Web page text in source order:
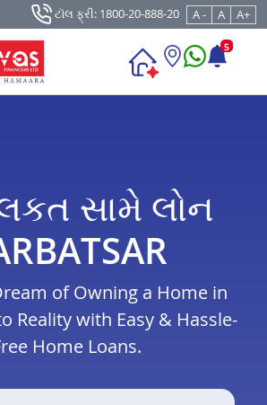
ટૉલ ફ્રી: 1800-20-888-20 A - A A+
5
સામે લોન
of Owning a Home in
Reality with Easy & Hassle-
Home Loans.